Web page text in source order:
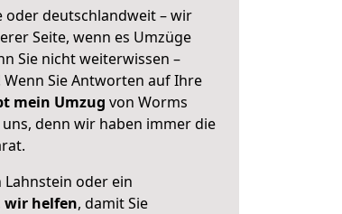
oder deutschlandweit – wir
Seite, wenn es Umzüge
Sie nicht weiterwissen –
Sie Antworten auf Ihre
mein Umzug von Worms
denn wir haben immer die
oder ein
wir helfen, damit Sie